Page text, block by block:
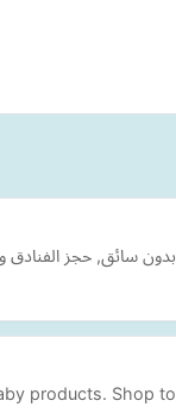
حجز الفنادق
products. Shop